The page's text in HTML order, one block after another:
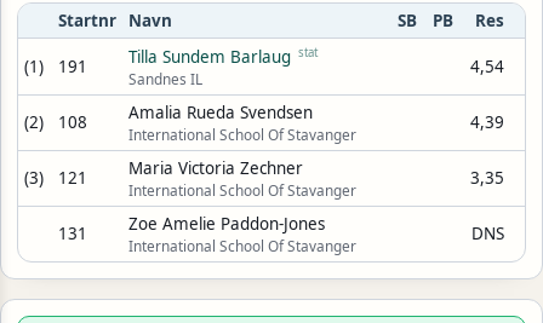
Startnr Navn SB PB Res
(1) 191 Tilla Sundem Barlaug stat
Sandnes IL
4,54
(2) 108 Amalia Rueda Svendsen
International School Of Stavanger
4,39
(3) 121 Maria Victoria Zechner
International School Of Stavanger
3,35
131 Zoe Amelie Paddon-Jones
International School Of Stavanger
DNS